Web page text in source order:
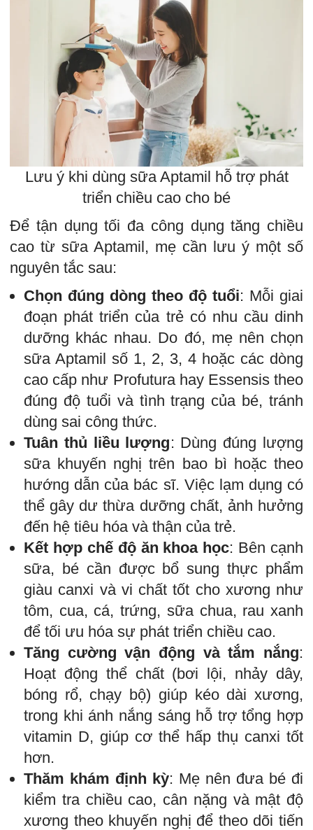
Lưu ý khi dùng sữa Aptamil hỗ trợ phát
triển chiều cao cho bé
Để tận dụng tối đa công dụng tăng chiều
cao từ sữa Aptamil, mẹ cần lưu ý một số
nguyên tắc sau:
Chọn đúng dòng theo độ tuổi: Mỗi giai
đoạn phát triển của trẻ có nhu cầu dinh
dưỡng khác nhau. Do đó, mẹ nên chọn
sữa Aptamil số 1, 2, 3, 4 hoặc các dòng
cao cấp như Profutura hay Essensis theo
đúng độ tuổi và tình trạng của bé, tránh
dùng sai công thức.
Tuân thủ liều lượng: Dùng đúng lượng
sữa khuyến nghị trên bao bì hoặc theo
hướng dẫn của bác sĩ. Việc lạm dụng có
thể gây dư thừa dưỡng chất, ảnh hưởng
đến hệ tiêu hóa và thận của trẻ.
Kết hợp chế độ ăn khoa học: Bên cạnh
sữa, bé cần được bổ sung thực phẩm
giàu canxi và vi chất tốt cho xương như
tôm, cua, cá, trứng, sữa chua, rau xanh
để tối ưu hóa sự phát triển chiều cao.
Tăng cường vận động và tắm nắng:
Hoạt động thể chất (bơi lội, nhảy dây,
bóng rổ, chạy bộ) giúp kéo dài xương,
trong khi ánh nắng sáng hỗ trợ tổng hợp
vitamin D, giúp cơ thể hấp thụ canxi tốt
hơn.
Thăm khám định kỳ: Mẹ nên đưa bé đi
kiểm tra chiều cao, cân nặng và mật độ
xương theo khuyến nghị để theo dõi tiến